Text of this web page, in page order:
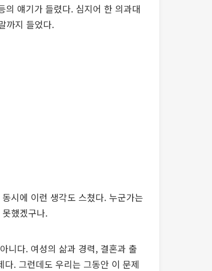
의 얘기가 들렸다. 심지어 한 의과대
까지 들었다.
시에 이런 생각도 스쳤다. 누군가는
했겠구나.
니다. 여성의 삶과 경력, 결혼과 출
. 그런데도 우리는 그동안 이 문제